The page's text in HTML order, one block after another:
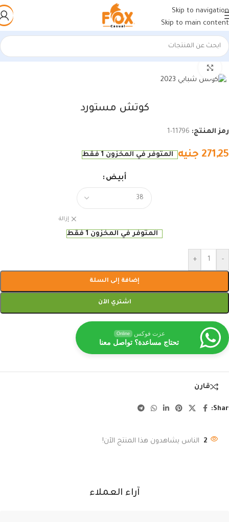
Skip to navigation
Skip to main content
الرئيسية/حريمي/كوتشي حريمي
كوتش مستورد
رمز المنتج: 11796-1
271,25 جنيه المتوفر في المخزون 1 فقط
أبيض
إزالة
المتوفر في المخزون 1 فقط
-
+
إضافة إلى السلة
اشتري الآن
عزت فوكس Online
تحتاج مساعدة؟ تواصل معنا
قارن
2 الناس يشاهدون هذا المنتج الآن!
آراء العملاء